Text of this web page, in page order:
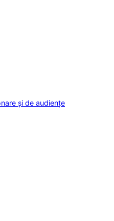
și de audiențe